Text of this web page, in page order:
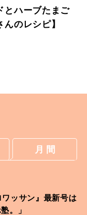
とハーブたまご
のレシピ】
月 間
ッサン』最新号は
。」